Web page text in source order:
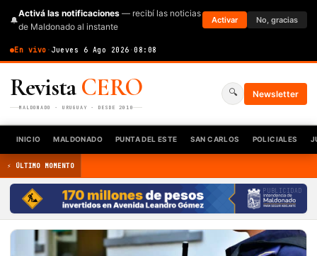
🔔
Activá las notificaciones — recibí las noticias
de Maldonado al instante
Activar No, gracias
En vivo · Jueves 6 Ago 2026 ·08:08
RevistaCERO
MALDONADO · URUGUAY · DESDE 2010
🔍 Newsletter
INICIO MALDONADO PUNTA DEL ESTE SAN CARLOS POLICIALES
⚡ ÚLTIMO MOMENTO
PUBLICIDAD